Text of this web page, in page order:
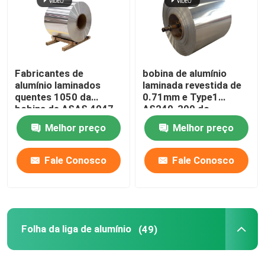
Fabricantes de
alumínio laminados
quentes 1050 da
bobina de ASAS 4047
7023 decoração AA
fino 1110Melhor preço
Fale Conosco
bobina de alumínio
laminada revestida de
0.71mm e Type1
AS240-300 do
emperramento espiral
ASTM A463 da tira
Melhor preço
Fale Conosco
Folha da liga de alumínio (49)